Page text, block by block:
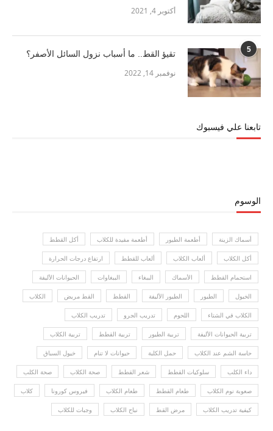
أكتوبر 4, 2021
5 تقيؤ القط.. ما أسباب نزول السائل الأصفر؟
نوفمبر 14, 2022
تابعنا علي فيسبوك
الوسوم
أسماك الزينة أطعمة الطيور أطعمة مفيدة للكلاب أكل القطط
أكل الكلاب ألعاب الكلاب ألعاب للقطط ارتفاع درجات الحرارة
استحمام القطط الأسماك الببغاء الببغاوات الحيوانات الأليفة
الخيول الطيور الطيور الأليفة القطط القط مريض الكلاب
الكلاب في الشتاء اللحوم تدريب الجرو تدريب الكلاب
تربية الحيوانات الأليفة تربية الطيور تربية القطط تربية الكلاب
حاسة الشم عند الكلاب حمل الكلبة حيوانات لا تنام خيول السباق
داء الكلب سلوكيات القطط شعر القطط صحة الكلاب صحة الكلب
صعوبة نوم الكلاب طعام القطط طعام الكلاب فيروس كورونا كلاب
كيفية تدريب الكلاب مرض القط نباح الكلاب وجبات للكلاب